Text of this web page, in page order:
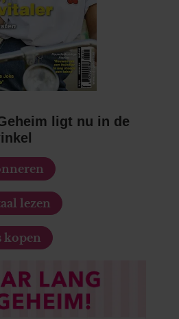
ligt nu in de
lezen
kopen